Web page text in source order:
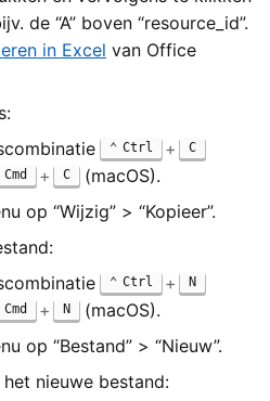
de “A” boven “resource_id”.
in Excel van Office
Ctrl + C
Cmd + C
(macOS).
op “Wijzig” > “Kopieer”.
Ctrl + N
Cmd + N
(macOS).
op “Bestand” > “Nieuw”.
nieuwe bestand: